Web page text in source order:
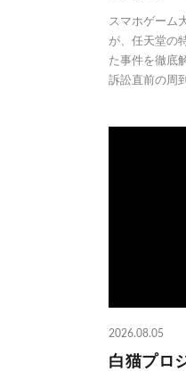
スマホゲーム
が、任天堂の
た事件を徹底
訴訟直前の周
2026.08.05
白猫プロ